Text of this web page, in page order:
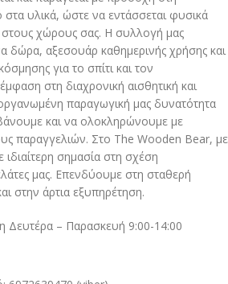
στα υλικά, ώστε να εντάσσεται φυσικά
στους χώρους σας. Η συλλογή μας
δώρα, αξεσουάρ καθημερινής χρήσης και
για το σπίτι και τον
στη διαχρονική αισθητική και
παραγωγική μας δυνατότητα
και να ολοκληρώνουμε με
παραγγελιών. Στο The Wooden Bear, με
σημασία στη σχέση
μας. Επενδύουμε στη σταθερή
στην άρτια εξυπηρέτηση.
Δευτέρα – Παρασκευή 9:00-14:00